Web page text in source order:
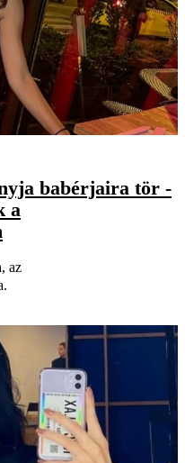
babérjaira tör -
a
az